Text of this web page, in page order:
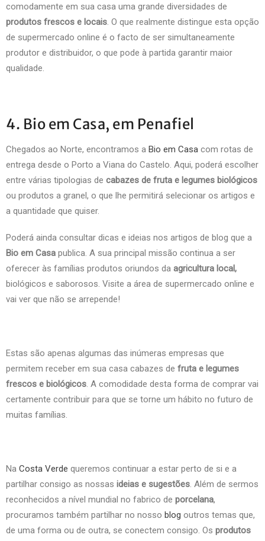
comodamente em sua casa uma grande diversidades de
produtos frescos e locais. O que realmente distingue esta opção
de supermercado online é o facto de ser simultaneamente
produtor e distribuidor, o que pode à partida garantir maior
qualidade.
4. Bio em Casa, em Penafiel
Chegados ao Norte, encontramos a Bio em Casa com rotas de
entrega desde o Porto a Viana do Castelo. Aqui, poderá escolher
entre várias tipologias de cabazes de fruta e legumes biológicos
ou produtos a granel, o que lhe permitirá selecionar os artigos e
a quantidade que quiser.
Poderá ainda consultar dicas e ideias nos artigos de blog que a
Bio em Casa publica. A sua principal missão continua a ser
oferecer às famílias produtos oriundos da agricultura local,
biológicos e saborosos. Visite a área de supermercado online e
vai ver que não se arrepende!
Estas são apenas algumas das inúmeras empresas que
permitem receber em sua casa cabazes de fruta e legumes
frescos e biológicos. A comodidade desta forma de comprar vai
certamente contribuir para que se torne um hábito no futuro de
muitas famílias.
Na Costa Verde queremos continuar a estar perto de si e a
partilhar consigo as nossas ideias e sugestões. Além de sermos
reconhecidos a nível mundial no fabrico de porcelana,
procuramos também partilhar no nosso blog outros temas que,
de uma forma ou de outra, se conectem consigo. Os produtos